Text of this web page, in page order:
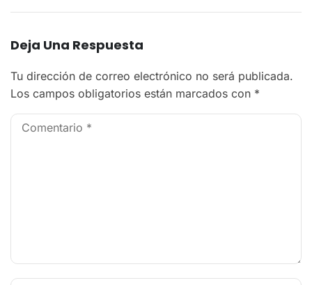
Deja Una Respuesta
Tu dirección de correo electrónico no será publicada.
Los campos obligatorios están marcados con *